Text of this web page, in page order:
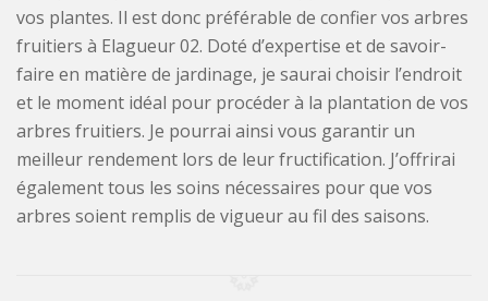
vos plantes. Il est donc préférable de confier vos arbres
fruitiers à Elagueur 02. Doté d’expertise et de savoir-
faire en matière de jardinage, je saurai choisir l’endroit
et le moment idéal pour procéder à la plantation de vos
arbres fruitiers. Je pourrai ainsi vous garantir un
meilleur rendement lors de leur fructification. J’offrirai
également tous les soins nécessaires pour que vos
arbres soient remplis de vigueur au fil des saisons.